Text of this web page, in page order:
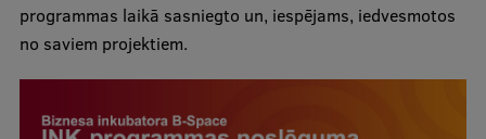
Par RSU
programmas laikā sasniegto un, iespējams, iedvesmotos
no saviem projektiem.